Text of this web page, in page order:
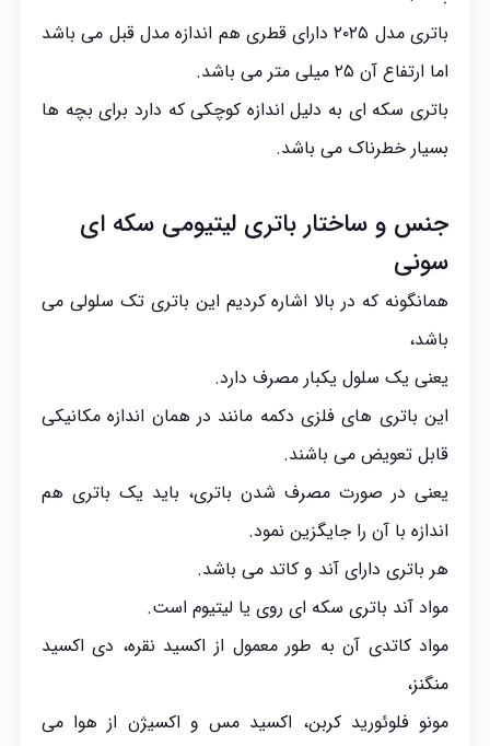
باتری مدل ۲۰۲۵ دارای قطری هم اندازه مدل قبل می باشد
اما ارتفاع آن ۲۵ میلی متر می باشد.
باتری سکه ای به دلیل اندازه کوچکی که دارد برای بچه ها
بسیار خطرناک می باشد.
جنس و ساختار باتری لیتیومی سکه‌ ای
سونی
همانگونه که در بالا اشاره کردیم این باتری تک سلولی می
باشد،
یعنی یک سلول یکبار مصرف دارد.
این باتری های فلزی دکمه مانند در همان اندازه مکانیکی
قابل تعویض می باشند.
یعنی در صورت مصرف شدن باتری، باید یک باتری هم
اندازه با آن را جایگزین نمود.
هر باتری دارای آند و کاتد می باشد.
مواد آند باتری سکه ای روی یا لیتیوم است.
مواد کاتدی آن به طور معمول از اکسید نقره، دی اکسید
منگنز،
مونو فلوئورید کربن، اکسید مس و اکسیژن از هوا می